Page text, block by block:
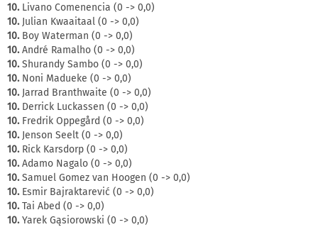
10.Livano Comenencia (0 -> 0,0)
10.Julian Kwaaitaal (0 -> 0,0)
10.Boy Waterman (0 -> 0,0)
10.André Ramalho (0 -> 0,0)
10.Shurandy Sambo (0 -> 0,0)
10.Noni Madueke (0 -> 0,0)
10.Jarrad Branthwaite (0 -> 0,0)
10.Derrick Luckassen (0 -> 0,0)
10.Fredrik Oppegård (0 -> 0,0)
10.Jenson Seelt (0 -> 0,0)
10.Rick Karsdorp (0 -> 0,0)
10.Adamo Nagalo (0 -> 0,0)
10.Samuel Gomez van Hoogen (0 -> 0,0)
10.Esmir Bajraktarević (0 -> 0,0)
10.Tai Abed (0 -> 0,0)
10.Yarek Gąsiorowski (0 -> 0,0)